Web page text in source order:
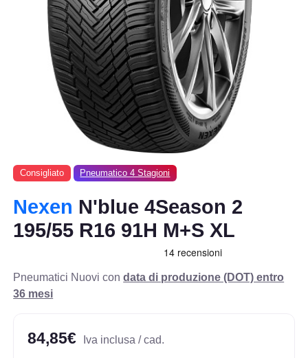
Consigliato Pneumatico 4 Stagioni
Nexen N'blue 4Season 2
195/55 R16 91H M+S XL
Pneumatici Nuovi condata di produzione (DOT) entro
36 mesi
84,85€ Iva inclusa / cad.